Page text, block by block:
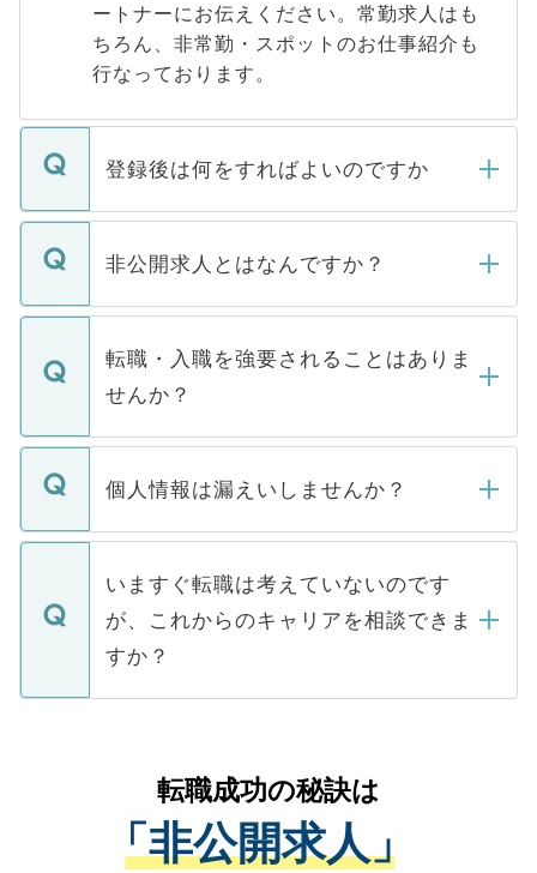
ートナーにお伝えください。常勤求人はも
ちろん、非常勤・スポットのお仕事紹介も
行なっております。
登録後は何をすればよいのですか
ご登録いただきましたら、弊社担当者がご
登録内容を確認し、その後メールもしくは
ます。通常、5営業日以内にはご連絡をせて
いただきますので、しばらくお待ちくださ
非公開求人とはなんですか？
マイナビDOCTORで取り扱っている求人の
うち約3割は、Webサイトからご覧いただ
けない「非公開求人」です。非公開求人は
下記の理由によって、一般には公開してい
ません。
■応募殺到を避けるため 人気のある医療機
関を公にしてしまうと、応募が殺到する場
に、医療機関が求める条件に合った人材の
みを人材紹介会社に依頼するケースが増え
ています。
転職・入職を強要されることはありま
せんか？
転職・入職を強要することは一切ありませ
ん。また、仮に応募先から内定をいただい
定を承諾する必要はありません。内定先へ
の辞退の連絡はキャリアパートナーが行い
個人情報は漏えいしませんか？
個人情報が漏えいすることはありませんの
で、ご安心ください。当サイトからの登録
などで収集したご登録者様の個人情報は、
ご本人のキャリアアップおよび転職活動の
支援を目的に使用いたします。お預かりし
ているすべての個人データはご本人の許可
は、個人情報の取り扱いについての厳密な
管理基準を満たした事業者のみに付与され
る、プライバシーマークを取得済みです。
いますぐ転職は考えていないのです
が、これからのキャリアを相談できま
すか？
かがいして、現在の医療機関の状況や紹介
経験をまじえながら、適切なアドバイスを
させていただきます。すぐにご転職をされ
ない方には、長期的なサポートが可能です
転職成功の秘訣は
「非公開求人」